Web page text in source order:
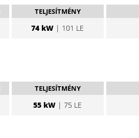
TELJESÍTMÉNY
74 kW | 101 LE
TELJESÍTMÉNY
55 kW | 75 LE